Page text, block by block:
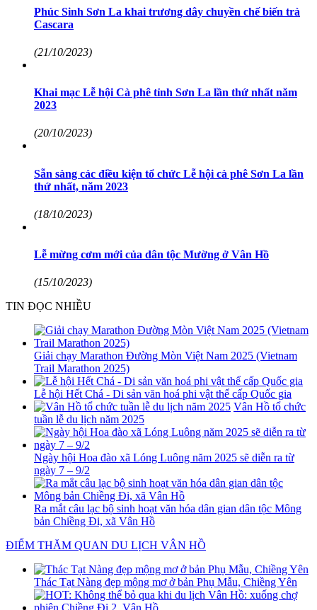
Phúc Sinh Sơn La khai trương dây chuyền chế biến trà
Cascara
(21/10/2023)
Khai mạc Lễ hội Cà phê tỉnh Sơn La lần thứ nhất năm
2023
(20/10/2023)
Sẵn sàng các điều kiện tổ chức Lễ hội cà phê Sơn La lần
thứ nhất, năm 2023
(18/10/2023)
Lễ mừng cơm mới của dân tộc Mường ở Vân Hồ
(15/10/2023)
TIN ĐỌC NHIỀU
Giải chạy Marathon Đường Mòn Việt Nam 2025 (Vietnam
Trail Marathon 2025)
Lễ hội Hết Chá - Di sản văn hoá phi vật thể cấp Quốc gia
Vân Hồ tổ chức
tuần lễ du lịch năm 2025
Ngày hội Hoa đào xã Lóng Luông năm 2025 sẽ diễn ra từ
ngày 7 – 9/2
Ra mắt câu lạc bộ sinh hoạt văn hóa dân gian dân tộc Mông
bản Chiềng Đi, xã Vân Hồ
ĐIỂM THĂM QUAN DU LỊCH VÂN HỒ
Thác Tạt Nàng đẹp mộng mơ ở bản Phụ Mẫu, Chiềng Yên